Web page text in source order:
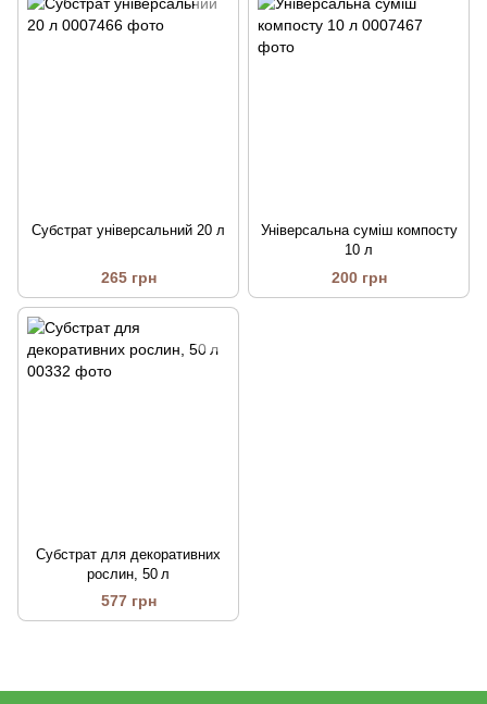
Субстрат універсальний 20 л
265 грн
Універсальна суміш компосту
10 л
200 грн
Субстрат для декоративних
рослин, 50 л
577 грн